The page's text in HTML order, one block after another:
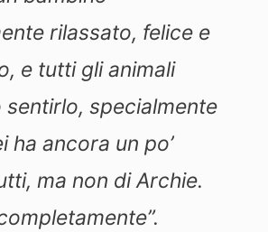
rilassato, felice e
e tutti gli animali
sentirlo, specialmente
ha ancora un po’
ma non di Archie.